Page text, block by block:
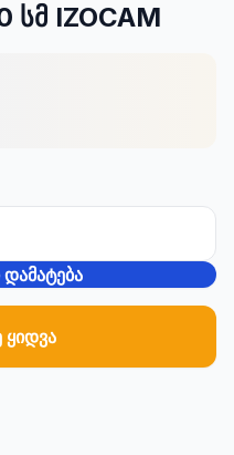
სმ IZOCAM
ყიდვა